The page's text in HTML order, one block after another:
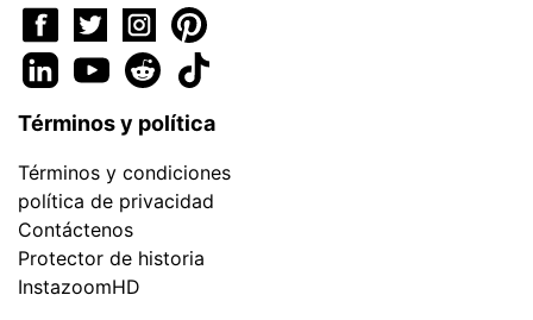
Términos y política
Términos y condiciones
política de privacidad
Contáctenos
Protector de historia
InstazoomHD